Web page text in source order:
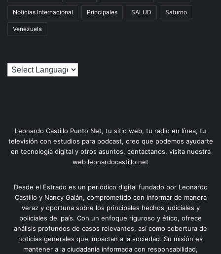
Noticias Internacional Principales SALUD Saturno
Venezuela
Leonardo Castillo Punto Net, tu sitio web, tu radio en línea, tu
televisión con estudios para podcast, creo que podemos ayudarte
en tecnología digital y otros asuntos, contactanos. visita nuestra
web leonardocastillo.net
Desde el Estrado es un periódico digital fundado por Leonardo
Castillo y Nancy Galán, comprometido con informar de manera
veraz y oportuna sobre los principales hechos judiciales y
policiales del país. Con un enfoque riguroso y ético, ofrece
análisis profundos de casos relevantes, así como cobertura de
noticias generales que impactan a la sociedad. Su misión es
mantener a la ciudadanía informada con responsabilidad,